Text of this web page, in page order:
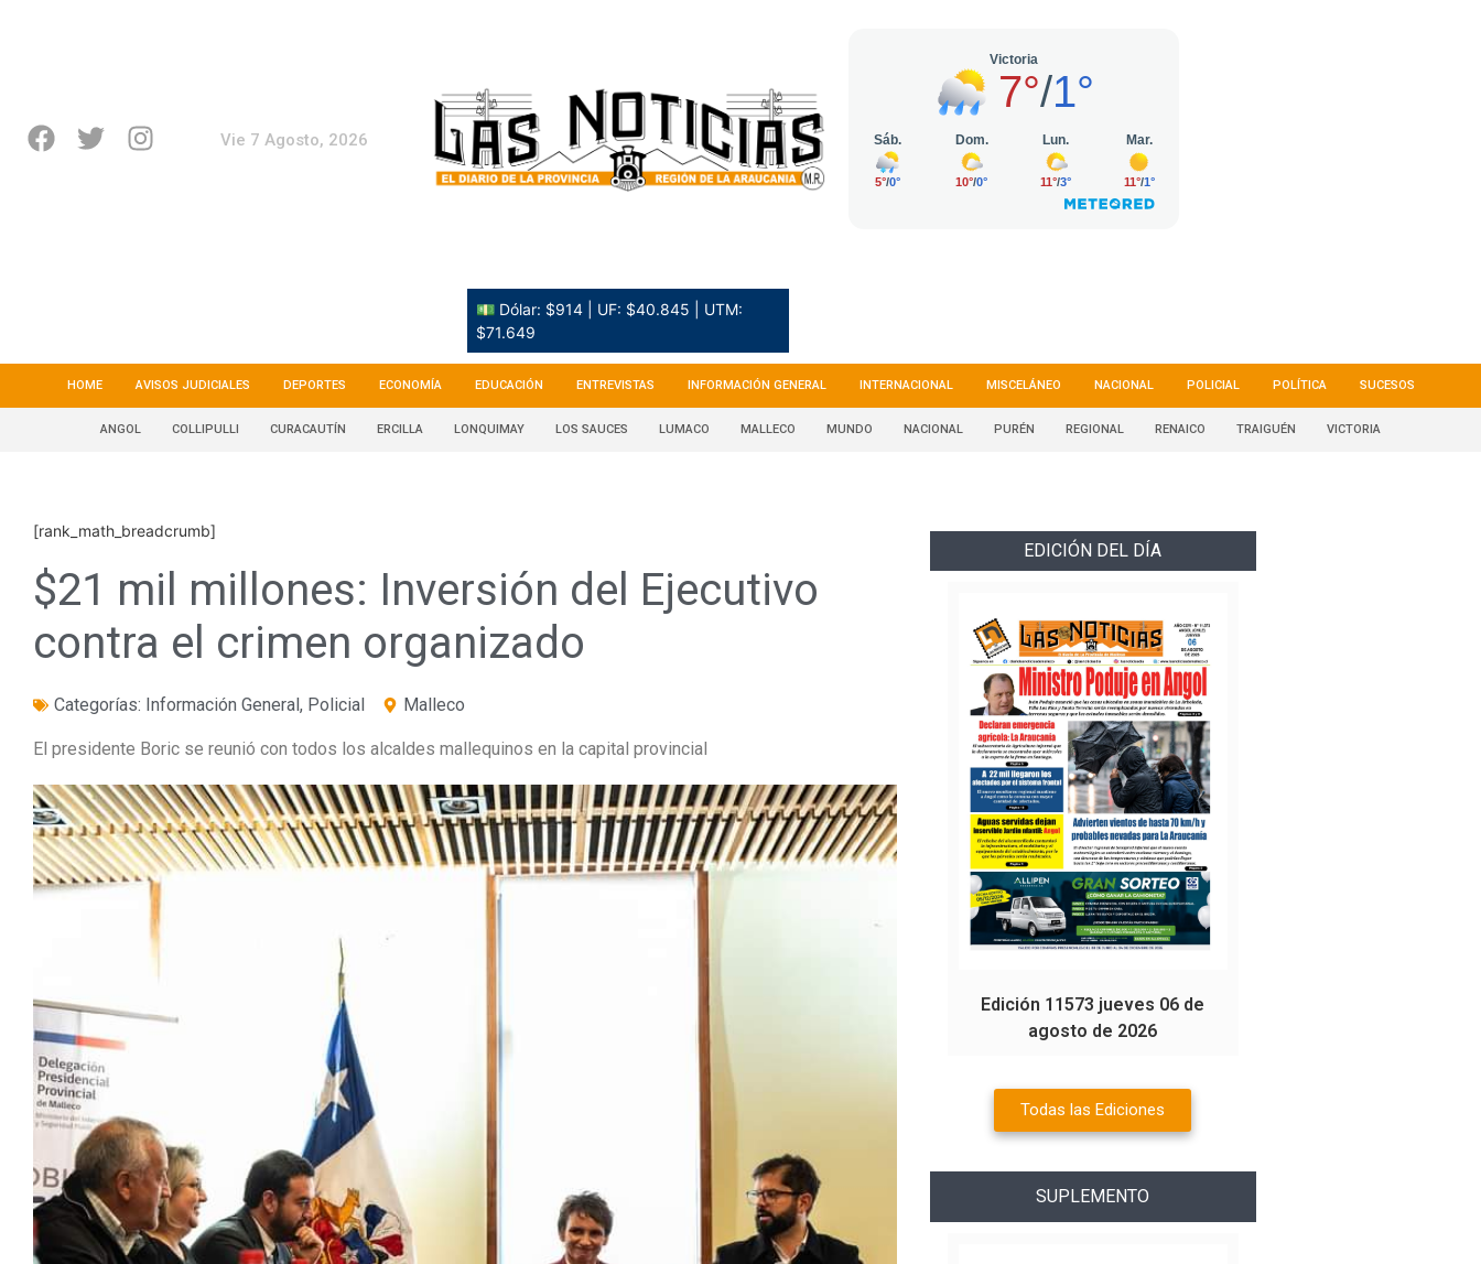
Vie 7 Agosto, 2026
💵 Dólar: $914 | UF: $40.845 | UTM:
$71.649
HOME AVISOS JUDICIALES DEPORTES ECONOMÍA EDUCACIÓN ENTREVISTAS INFORMACIÓN GENERAL INTERNACIONAL MISCELÁNEO NACIONAL POLICIAL POLÍTICA SUCESOS
ANGOL COLLIPULLI CURACAUTÍN ERCILLA LONQUIMAY LOS SAUCES LUMACO MALLECO MUNDO NACIONAL PURÉN REGIONAL RENAICO TRAIGUÉN VICTORIA
[rank_math_breadcrumb]
$21 mil millones: Inversión del Ejecutivo
contra el crimen organizado
Categorías: Información General, Policial Malleco
El presidente Boric se reunió con todos los alcaldes mallequinos en la capital provincial
EDICIÓN DEL DÍA
Edición 11573 jueves 06 de
agosto de 2026
Todas las Ediciones
SUPLEMENTO